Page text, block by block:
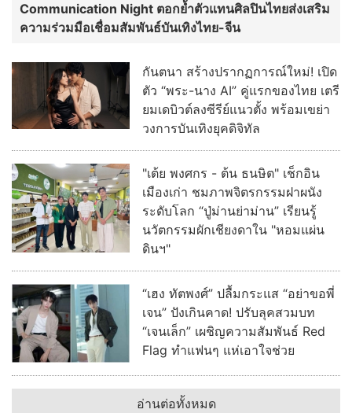
Communication Night ตอกย้ำตัวแทนศิลปินไทยส่งเสริม
ความร่วมมือเชื่อมสัมพันธ์บันเทิงไทย-จีน
กันตนา สร้างปรากฏการณ์ใหม่! เปิด
ตัว “พระ-นาง AI” คู่แรกของไทย เตรี
ยมเดบิวต์ลงซีรีย์แนวตั้ง พร้อมเขย่า
วงการบันเทิงยุคดิจิทัล
"เต้ย พงศกร - ต้น ธนษิต" เช็กอิน
เมืองเก่า ชมภาพจิตรกรรมฝาผนัง
ระดับโลก “ปู่ม่านย่าม่าน” เรียนรู้
นวัตกรรมผักเชียงดาใน "หอมแผ่น
ดินฯ"
“เฮง ทัตพงศ์” ปลื้มกระแส “อย่าขอพี่
เจน” ปังเกินคาด! ปรับลุคสวมบท
“เจนเล็ก” เผชิญความสัมพันธ์ Red
Flag ทำแฟนๆ แห่เอาใจช่วย
อ่านต่อทั้งหมด